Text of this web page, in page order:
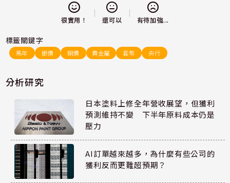
很實用！ 還可以 有待加強...
標籤關鍵字
馬年 銀價 銅價 貴金屬 套幣 央行
分析研究
日本塗料上修全年營收展望，但獲利
預測維持不變 下半年原料成本仍是
壓力
AI訂單越來越多，為什麼有些公司的
獲利反而更難超預期？